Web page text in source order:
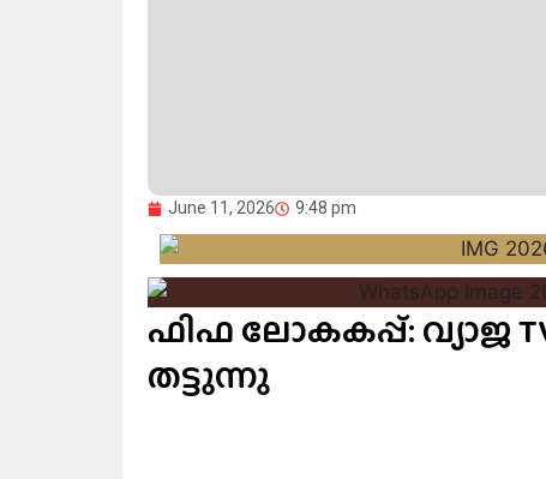
June 11, 2026 9:48 pm
ഫിഫ ലോകകപ്പ്: വ്യാജ
തട്ടുന്നു